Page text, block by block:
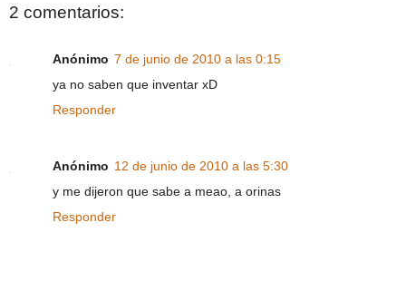
2 comentarios:
Anónimo 7 de junio de 2010 a las 0:15
ya no saben que inventar xD
Responder
Anónimo 12 de junio de 2010 a las 5:30
y me dijeron que sabe a meao, a orinas
Responder